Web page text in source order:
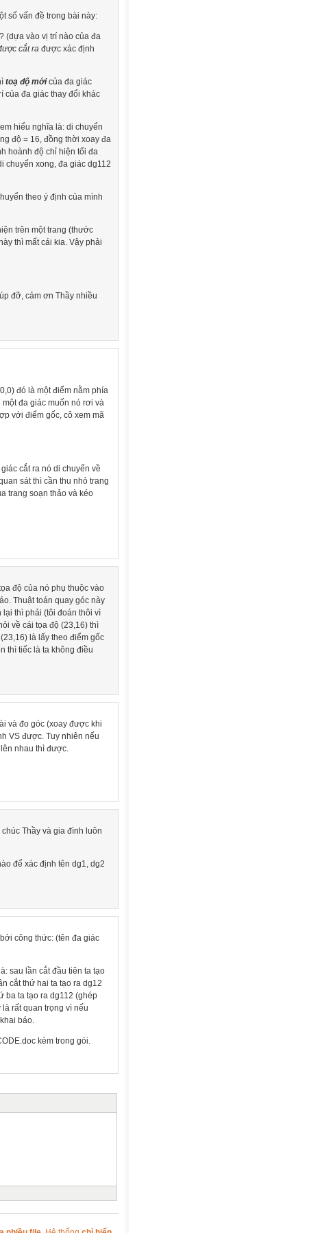
số vấn đề trong bài này:
(dựa vào vị trí nào của đa
cắt ra được xác định
toạ độ mớicủa đa giác
của đa giác thay đổi khác
hiểu nghĩa là: di chuyển
độ = 16, đồng thời xoay đa
hoành độ chỉ hiện tối đa
chuyển xong, đa giác dg112
theo ý định của mình
trên một trang (thước
thì mất cái kia. Vậy phải
đỡ, cảm ơn Thầy nhiều
đó là một điểm nằm phía
đa giác muốn nó rơi và
với điểm gốc, cô xem mã
cắt ra nó di chuyển về
sát thì cần thu nhỏ trang
trang soạn thảo và kéo
độ của nó phụ thuộc vào
Thuật toán quay góc này
thì phải (tôi đoán thôi vì
về cái tọa độ (23,16) thì
là lấy theo điểm gốc
thì tiếc là ta không điều
và đo góc (xoay được khi
VS được. Tuy nhiên nếu
nhau thì được.
Thầy và gia đình luôn
để xác định tên dg1, dg2
công thức: (tên đa giác
sau lần cắt đầu tiên ta tạo
cắt thứ hai ta tạo ra dg12
ba ta tạo ra dg112 (ghép
rất quan trọng vì nếu
báo.
kèm trong gói.